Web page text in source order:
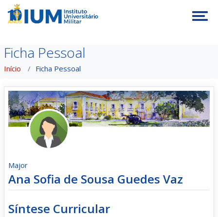
Ficha Pessoal
Início Ficha Pessoal
Major
Ana Sofia de Sousa Guedes Vaz
Síntese Curricular